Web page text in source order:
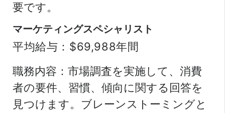
要です。
マーケティングスペシャリスト
平均給与：$69,988年間
職務内容：市場調査を実施して、消費
者の要件、習慣、傾向に関する回答を
見つけます。ブレーンストーミングと